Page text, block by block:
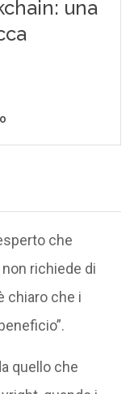
che
richiede di
chiaro che i
quello che